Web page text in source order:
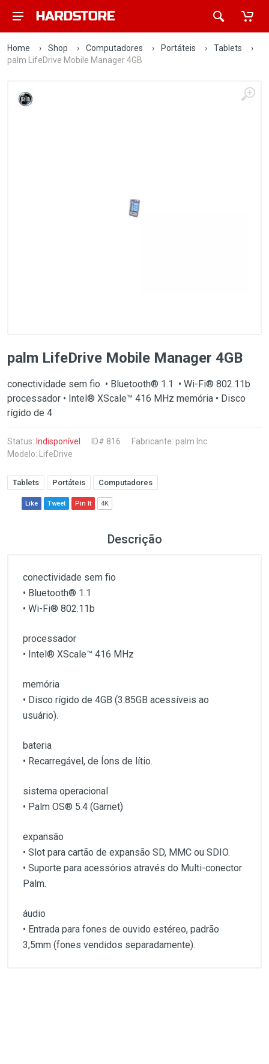
Home › Shop › Computadores › Portáteis › Tablets
›
palm LifeDrive Mobile Manager 4GB
palm LifeDrive Mobile Manager 4GB
conectividade sem fio • Bluetooth® 1.1 • Wi-Fi® 802.11b
processador • Intel® XScale™ 416 MHz memória • Disco
rígido de 4
Status: Indisponível ID# 816 Fabricante: palm Inc.
Modelo: LifeDrive
Tablets Portáteis Computadores
Like Tweet Pin It 4K
Descrição
conectividade sem fio
• Bluetooth® 1.1
• Wi-Fi® 802.11b
processador
• Intel® XScale™ 416 MHz
memória
• Disco rígido de 4GB (3.85GB acessíveis ao
usuário).
bateria
• Recarregável, de Íons de lítio.
sistema operacional
• Palm OS® 5.4 (Garnet)
expansão
• Slot para cartão de expansão SD, MMC ou SDIO.
• Suporte para acessórios através do Multi-conector
Palm.
áudio
• Entrada para fones de ouvido estéreo, padrão
3,5mm (fones vendidos separadamente).